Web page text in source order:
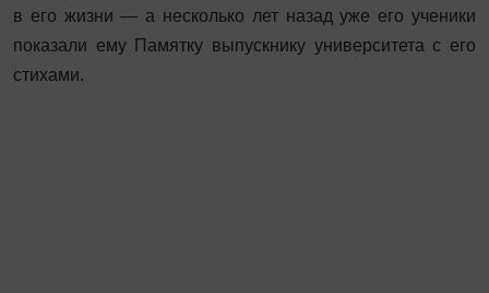
в его жизни — а несколько лет назад уже его ученики
показали ему Памятку выпускнику университета с его
стихами.